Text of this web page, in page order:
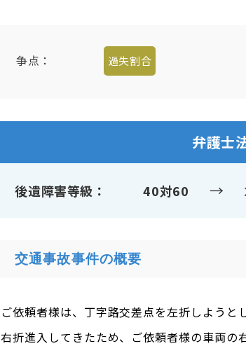
争点： 過失割合
弁護士
後遺障害等級 40対60 →
交通事故事件の概要
ご依頼者様は、丁字路交差点を左折しよう
右折進入してきたため、ご依頼者様の車両の